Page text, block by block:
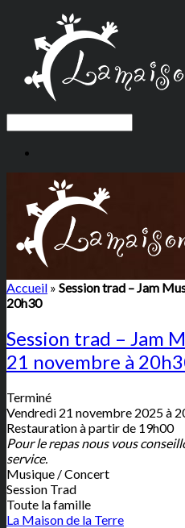
Accueil » Session trad – Jam
20h30
Session trad – Jam
21 novembre à
Terminé
Vendredi 21 novembre 2025 à
Restauration à partir de 19h00
Pour le repas nous vous
service.
Musique / Concert
Session Trad
Toute la famille
La Maison de la Terre